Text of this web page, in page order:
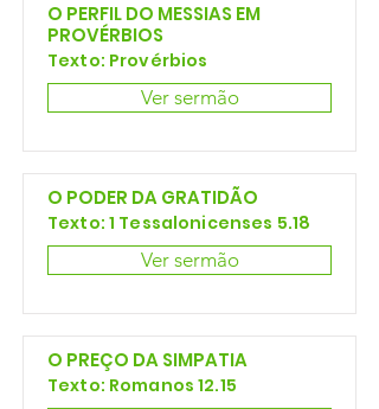
O PERFIL DO MESSIAS EM
PROVÉRBIOS
Texto: Provérbios
Ver sermão
O PODER DA GRATIDÃO
Texto: 1 Tessalonicenses 5.18
Ver sermão
O PREÇO DA SIMPATIA
Texto: Romanos 12.15